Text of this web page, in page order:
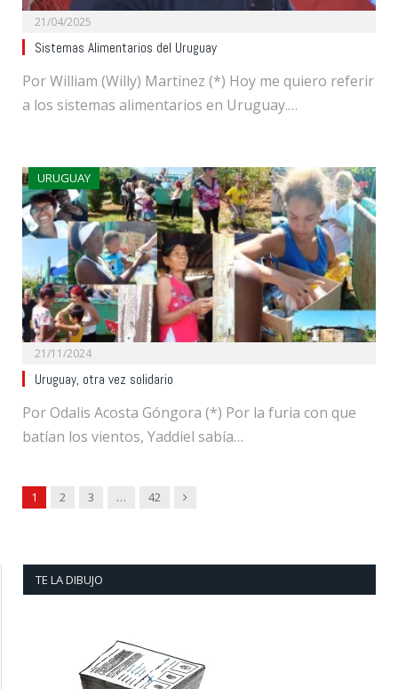
21/04/2025
Sistemas Alimentarios del Uruguay
Por William (Willy) Martinez (*) Hoy me quiero referir
a los sistemas alimentarios en Uruguay.…
URUGUAY
21/11/2024
Uruguay, otra vez solidario
Por Odalis Acosta Góngora (*) Por la furia con que
batían los vientos, Yaddiel sabía…
1 2 3 … 42 Next
TE LA DIBUJO